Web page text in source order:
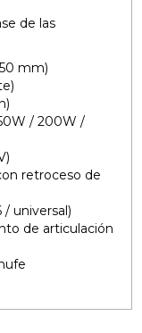
de las
mm)
/ 200W /
retroceso de
universal)
de articulación